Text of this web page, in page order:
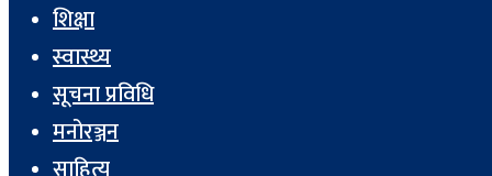
शिक्षा
स्वास्थ्य
सूचना प्रविधि
मनोरञ्जन